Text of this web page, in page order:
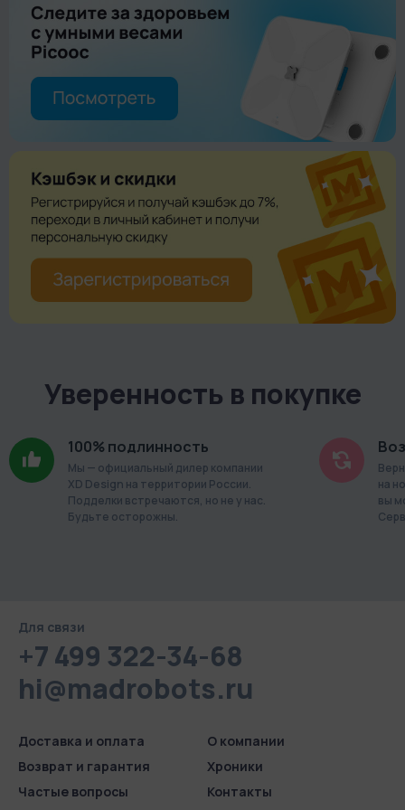
динамик позволяют не только слышать, что происходит,
но и говорить через камеру.
Обнаружение движения и звука:
Leo 360 может
автоматически начинать запись при обнаружении
движения или звука, а также отправлять уведомления на
мобильное устройство.
Ночное видение: ИК-подсветка позволяет получать
качественное изображение при съемке в темноте,
позволяя видеть до 10 метров.
Облачное хранилище Ivideon:позволяет сохранять
видеозаписи в облаке и получать к ним доступ из любой
точки мира через мобильное приложение. К интернету
камера подключается по Wi-Fi.
Возможности приложения Ivideon
Freemium
Удаленный просмотр локальной записи за последние 8
часов
Количество пользователей: 1
До 10 минут экспорт видео в формат MP4
Количество пользователей: 25
До 8 часов экспорт видео в формат MP4
Публичные трансляции
Cloud
Неограниченный удаленный просмотр локальной записи
Количество пользователей: 25
Уверенность в покупке
100% подлинность
Мы — официальный дилер компании
XD Design на территории России.
Подделки встречаются, но не у нас.
Будьте осторожны.
на
вы
Для связи
+7 499 322-34-68
hi@madrobots.ru
Доставка и оплата
Возврат и гарантия
Частые вопросы
О компании
Хроники
Контакты